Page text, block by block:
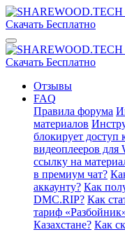
Отзывы
FAQ
Правила форума
материалов
блокирует доступ
видеоплееров для
ссылку на
в премиум чат?
аккаунту? Как
DMC.RIP? Как
тариф
Казахстане? Как